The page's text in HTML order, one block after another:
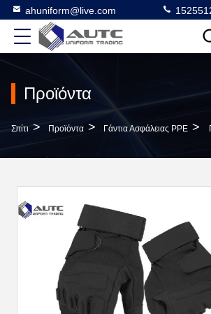
ahuniform@live.com
Προϊόντα
Σπίτι > Προϊόντα > Γάντια Ασφάλειας PPE >